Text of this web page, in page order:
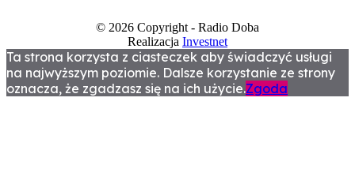
© 2026 Copyright - Radio Doba
Realizacja Investnet
Ta strona korzysta z ciasteczek aby świadczyć usługi
na najwyższym poziomie. Dalsze korzystanie ze strony
oznacza, że zgadzasz się na ich użycie.Zgoda